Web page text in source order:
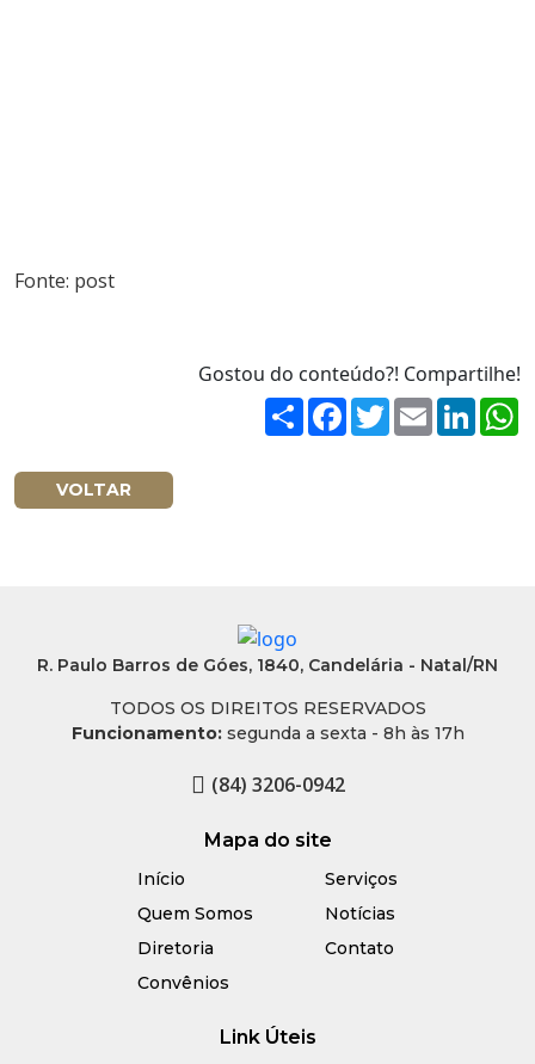
Fonte: post
Gostou do conteúdo?! Compartilhe!
ShareFacebook
TwitterEmail
VOLTAR
R. Paulo Barros de Góes, 1840, Candelária - Natal/RN
TODOS OS DIREITOS RESERVADOS
Funcionamento:segunda a sexta - 8h às 17h
(84) 3206-0942
Mapa do site
Início
Quem Somos
Diretoria
Convênios
Serviços
Notícias
Contato
Link Úteis